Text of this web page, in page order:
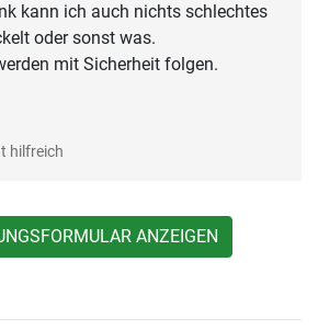
kann ich auch nichts schlechtes
oder sonst was.
mit Sicherheit folgen.
hilfreich
ANZEIGEN